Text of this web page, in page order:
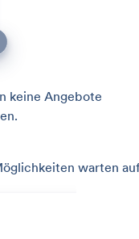
keine Angebote
warten